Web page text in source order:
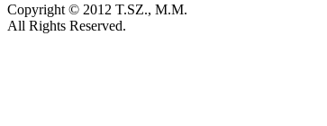
Copyright © 2012 T.SZ., M.M.
All Rights Reserved.